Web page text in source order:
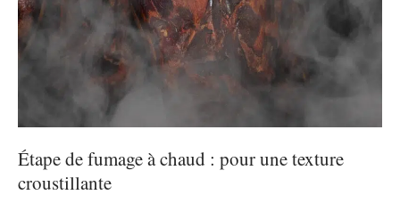
Étape de fumage à chaud : pour une texture
croustillante